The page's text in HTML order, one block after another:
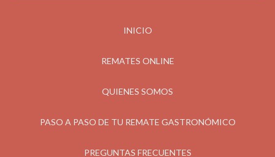
INICIO
REMATES ONLINE
QUIENES SOMOS
PASO A PASO DE TU REMATE GASTRONÓMICO
PREGUNTAS FRECUENTES